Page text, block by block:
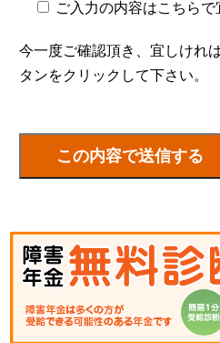
ご入力の内容はこちらで
今一度ご確認頂き、宜しけれ
タンをクリックして下さい。